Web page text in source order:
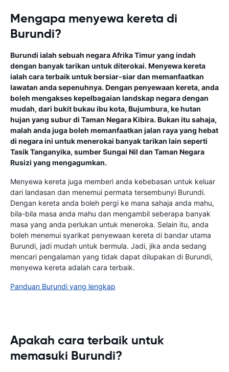
Mengapa menyewa kereta di
Burundi?
Burundi ialah sebuah negara Afrika Timur yang indah
dengan banyak tarikan untuk diterokai. Menyewa kereta
ialah cara terbaik untuk bersiar-siar dan memanfaatkan
lawatan anda sepenuhnya. Dengan penyewaan kereta, anda
boleh mengakses kepelbagaian landskap negara dengan
mudah, dari bukit bukau ibu kota, Bujumbura, ke hutan
hujan yang subur di Taman Negara Kibira. Bukan itu sahaja,
malah anda juga boleh memanfaatkan jalan raya yang hebat
di negara ini untuk menerokai banyak tarikan lain seperti
Tasik Tanganyika, sumber Sungai Nil dan Taman Negara
Rusizi yang mengagumkan.
Menyewa kereta juga memberi anda kebebasan untuk keluar
dari landasan dan menemui permata tersembunyi Burundi.
Dengan kereta anda boleh pergi ke mana sahaja anda mahu,
bila-bila masa anda mahu dan mengambil seberapa banyak
masa yang anda perlukan untuk meneroka. Selain itu, anda
boleh menemui syarikat penyewaan kereta di bandar utama
Burundi, jadi mudah untuk bermula. Jadi, jika anda sedang
mencari pengalaman yang tidak dapat dilupakan di Burundi,
menyewa kereta adalah cara terbaik.
Panduan Burundi yang lengkap
Apakah cara terbaik untuk
memasuki Burundi?